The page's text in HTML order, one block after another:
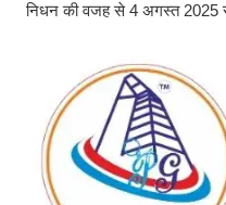
निधन की वजह से 4 अगस्त 2025 से